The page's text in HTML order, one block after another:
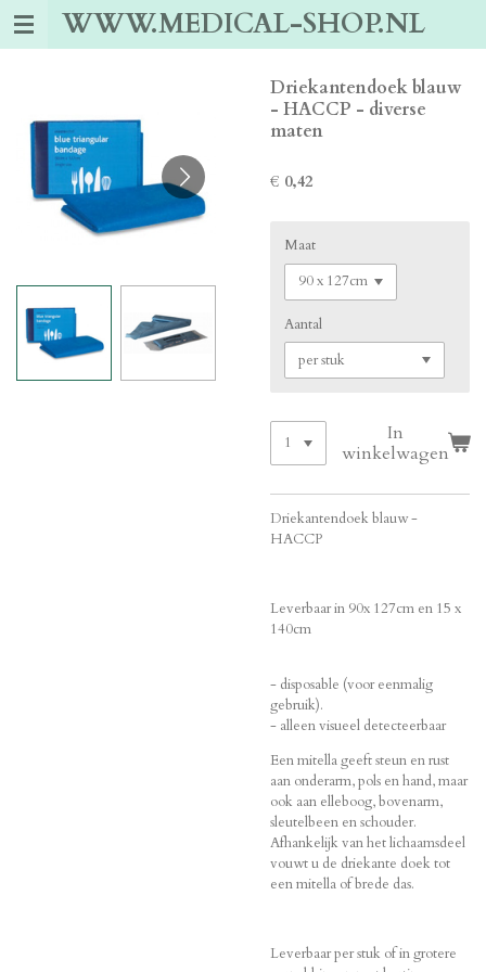
Ga
WWW.MEDICAL-SHOP.NL
Driekantendoek blauw
- HACCP - diverse
maten
€ 0,42
Maat
Aantal
In
winkelwagen
Driekantendoek blauw -
HACCP
Leverbaar in 90x 127cm en 15 x
140cm
- disposable (voor eenmalig
gebruik).
- alleen visueel detecteerbaar
Een mitella geeft steun en rust
aan onderarm, pols en hand, maar
ook aan elleboog, bovenarm,
sleutelbeen en schouder.
Afhankelijk van het lichaamsdeel
vouwt u de driekante doek tot
een mitella of brede das.
Leverbaar per stuk of in grotere